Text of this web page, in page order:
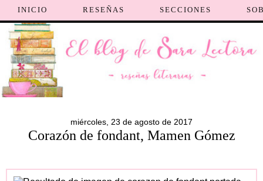
INICIO RESEÑAS SECCIONES
miércoles, 23 de agosto de 2017
Corazón de fondant, Mamen Gómez